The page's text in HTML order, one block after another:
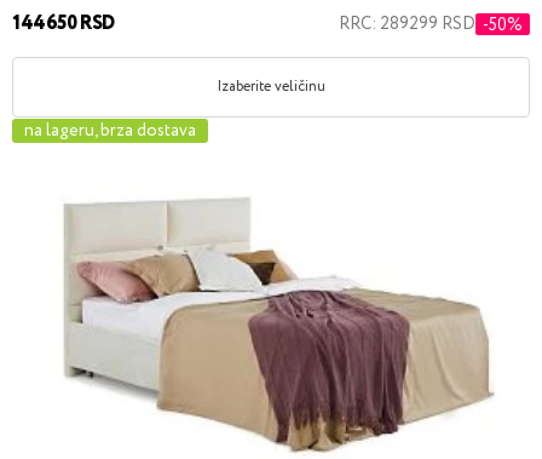
144650 RSD RRC: 289299 RSD -50%
Izaberite veličinu
na lageru, brza dostava